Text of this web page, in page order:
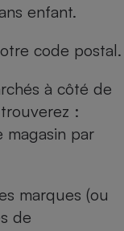
enfant.
code postal.
à côté de
:
magasin par
marques (ou
de